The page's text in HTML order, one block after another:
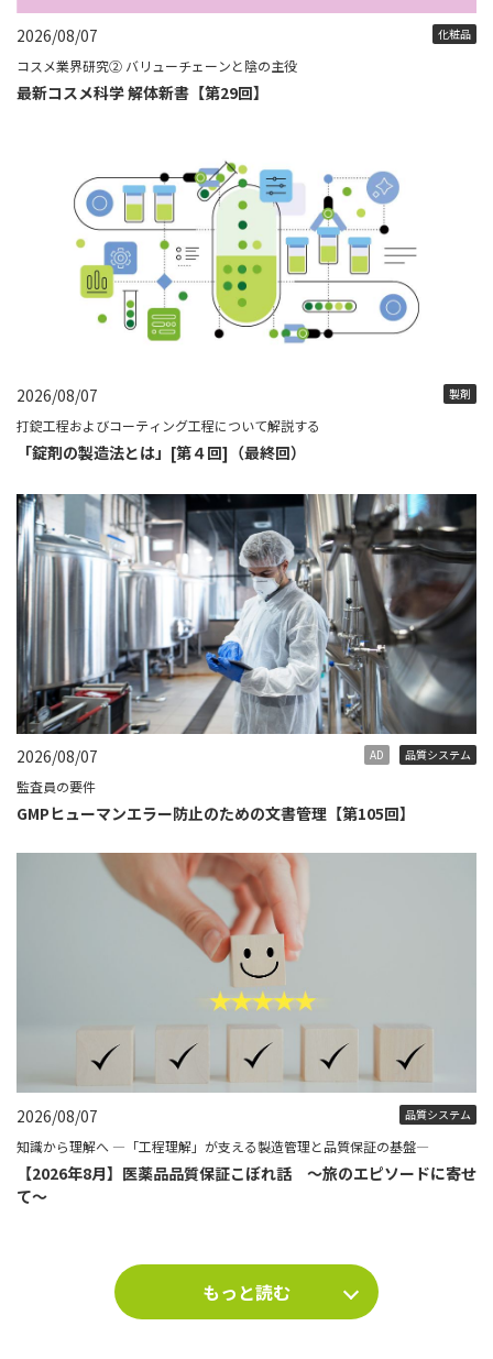
2026/08/07 化粧品
コスメ業界研究② バリューチェーンと陰の主役
最新コスメ科学 解体新書【第29回】
2026/08/07 製剤
打錠工程およびコーティング工程について解説する
「錠剤の製造法とは」[第４回]（最終回）
2026/08/07 AD 品質システム
監査員の要件
GMPヒューマンエラー防止のための文書管理【第105回】
2026/08/07 品質システム
知識から理解へ ―「工程理解」が支える製造管理と品質保証の基盤―
【2026年8月】医薬品品質保証こぼれ話 ～旅のエピソードに寄せ
て～
もっと読む